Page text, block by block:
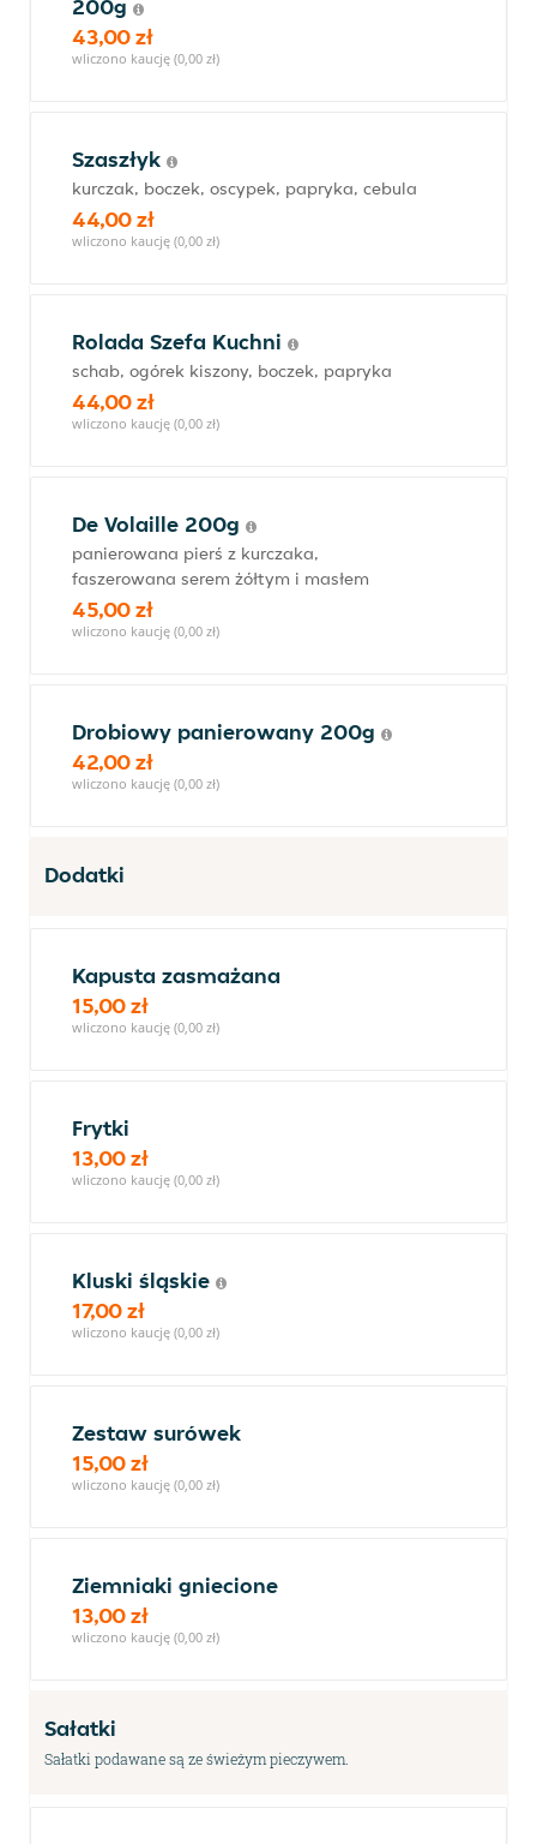
200g
43,00 zł
wliczono kaucję (0,00 zł)
Szaszłyk
kurczak, boczek, oscypek, papryka, cebula
44,00 zł
wliczono kaucję (0,00 zł)
Rolada Szefa Kuchni
schab, ogórek kiszony, boczek, papryka
44,00 zł
wliczono kaucję (0,00 zł)
De Volaille 200g
panierowana pierś z kurczaka,
faszerowana serem żółtym i masłem
45,00 zł
wliczono kaucję (0,00 zł)
Drobiowy panierowany 200g
42,00 zł
wliczono kaucję (0,00 zł)
Dodatki
Kapusta zasmażana
15,00 zł
wliczono kaucję (0,00 zł)
Frytki
13,00 zł
wliczono kaucję (0,00 zł)
Kluski śląskie
17,00 zł
wliczono kaucję (0,00 zł)
Zestaw surówek
15,00 zł
wliczono kaucję (0,00 zł)
Ziemniaki gniecione
13,00 zł
wliczono kaucję (0,00 zł)
Sałatki
Sałatki podawane są ze świeżym pieczywem.